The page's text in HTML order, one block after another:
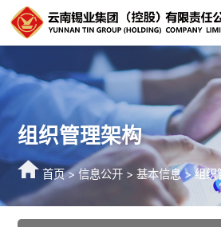
组织管理架构
首页>信息公开 >基本信息>组织